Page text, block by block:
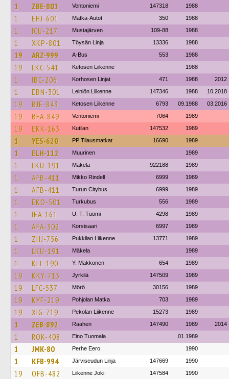
1 ZBE-801 Ventoniemi 147318 1988
1 EHJ-601 Matka-Autot 350 1988
1 ICU-217 Mustajärven 109-88 1988
1 XKP-801 Töysän Linja 13336 1988
19 ARZ-999 A-Bus 553 1988
19 LKC-541 Ketosen Liikenne 1988
1 IBC-206 Korhosen Linjat 471 1988 2012
1 EBN-301 Leiniön Liikenne 147346 1988 10.2018
19 BJE-843 Ketosen Liikenne 6793 09.1988 03.2016
19 BFA-849 Ventoniemi 7064 1989
19 EKK-163 Kutilan 147532 1989
1 YES-620 PP Tilausmatkat 16690 1989
1 ELH-112 Muurinen 1989
1 LKU-191 Mäkela 922188 1989
1 AFB-411 Mikko Rindell 6999 1989
1 AFB-411 Turun Citybus 6999 1989
1 EKO-501 Turkubus 556 1989
1 IEA-161 U. T. Tuomi 4298 1989
1 AFA-302 Korsisaari 6997 1989
1 ZHJ-756 Pukkilan Liikenne 13771 1989
1 LKU-191 Mäkela 1989
1 KLL-190 Y. Makkonen 654 1989
19 KKY-713 Jyrkilä 147509 1989
19 LFC-537 Mörö 30156 1989
19 KYF-219 Pohjolan Matka 703 1989
19 XIG-719 Pekolan Liikenne 15273 1989
1 ZEB-892 Raahen 147490 1989 2014
1 ROK-408 Eino Tuomala 01.1989
1 JMK-80 Perhe Eero 1990
1 KFB-994 Järviseudun Linja 147669 1990
19 OFB-482 Liikenne Joki 147584 1990